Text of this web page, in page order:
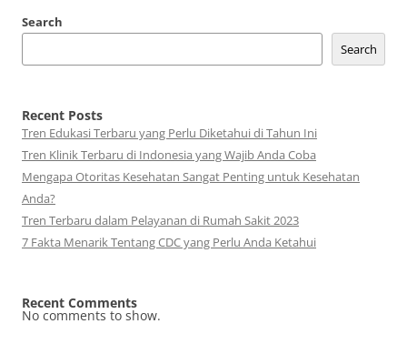
Search
Search
Recent Posts
Tren Edukasi Terbaru yang Perlu Diketahui di Tahun Ini
Tren Klinik Terbaru di Indonesia yang Wajib Anda Coba
Mengapa Otoritas Kesehatan Sangat Penting untuk Kesehatan
Anda?
Tren Terbaru dalam Pelayanan di Rumah Sakit 2023
7 Fakta Menarik Tentang CDC yang Perlu Anda Ketahui
Recent Comments
No comments to show.